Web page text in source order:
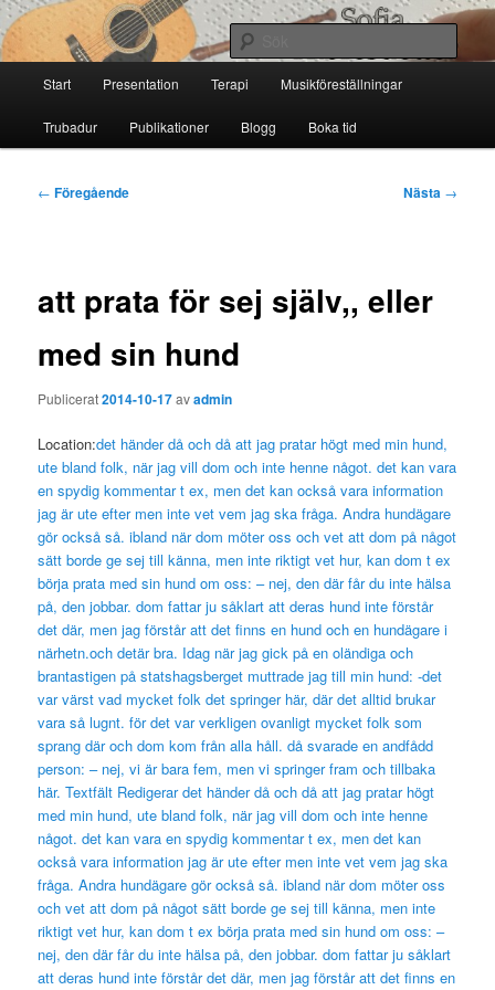
Hoppa
till
primärt
innehållSofia Thoresdotter
Start Presentation Terapi Musikföreställningar
Trubadur Publikationer Blogg Boka tid
Inläggsnavigering
← Föregående Nästa →
att prata för sej själv,, eller
med sin hund
Publicerat2014-10-17avadmin
Location:det händer då och då att jag pratar högt med min hund,
ute bland folk, när jag vill dom och inte henne något. det kan vara
en spydig kommentar t ex, men det kan också vara information
jag är ute efter men inte vet vem jag ska fråga. Andra hundägare
gör också så. ibland när dom möter oss och vet att dom på något
sätt borde ge sej till känna, men inte riktigt vet hur, kan dom t ex
börja prata med sin hund om oss: – nej, den där får du inte hälsa
på, den jobbar. dom fattar ju såklart att deras hund inte förstår
det där, men jag förstår att det finns en hund och en hundägare i
närhetn.och detär bra. Idag när jag gick på en oländiga och
brantastigen på statshagsberget muttrade jag till min hund: -det
var värst vad mycket folk det springer här, där det alltid brukar
vara så lugnt. för det var verkligen ovanligt mycket folk som
sprang där och dom kom från alla håll. då svarade en andfådd
person: – nej, vi är bara fem, men vi springer fram och tillbaka
här. Textfält Redigerar det händer då och då att jag pratar högt
med min hund, ute bland folk, när jag vill dom och inte henne
något. det kan vara en spydig kommentar t ex, men det kan
också vara information jag är ute efter men inte vet vem jag ska
fråga. Andra hundägare gör också så. ibland när dom möter oss
och vet att dom på något sätt borde ge sej till känna, men inte
riktigt vet hur, kan dom t ex börja prata med sin hund om oss: –
nej, den där får du inte hälsa på, den jobbar. dom fattar ju såklart
att deras hund inte förstår det där, men jag förstår att det finns en